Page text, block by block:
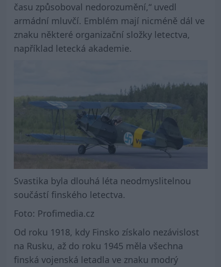
času způsoboval nedorozumění,“ uvedl
armádní mluvčí. Emblém mají nicméně dál ve
znaku některé organizační složky letectva,
například letecká akademie.
Svastika byla dlouhá léta neodmyslitelnou
součástí finského letectva.
Foto: Profimedia.cz
Od roku 1918, kdy Finsko získalo nezávislost
na Rusku, až do roku 1945 měla všechna
finská vojenská letadla ve znaku modrý